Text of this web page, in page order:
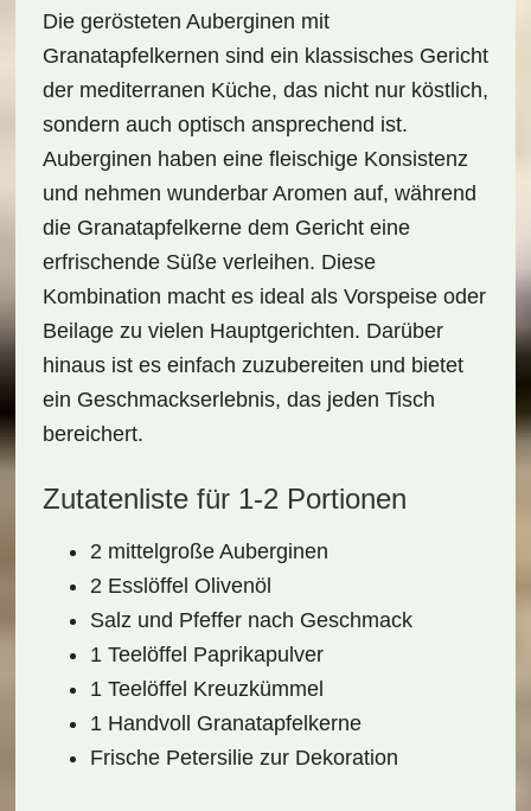
Die gerösteten Auberginen mit
Granatapfelkernen sind ein klassisches Gericht
der mediterranen Küche, das nicht nur köstlich,
sondern auch optisch ansprechend ist.
Auberginen haben eine fleischige Konsistenz
und nehmen wunderbar Aromen auf, während
die Granatapfelkernedem Gericht eine
erfrischende Süße verleihen. Diese
Kombination macht es ideal als Vorspeiseoder
Beilagezu vielen Hauptgerichten. Darüber
hinaus ist es einfach zuzubereiten und bietet
ein Geschmackserlebnis, das jeden Tisch
bereichert.
Zutatenliste für 1-2 Portionen
2 mittelgroße Auberginen
2 Esslöffel Olivenöl
Salz und Pfeffer nach Geschmack
1 Teelöffel Paprikapulver
1 Teelöffel Kreuzkümmel
1 Handvoll Granatapfelkerne
Frische Petersilie zur Dekoration